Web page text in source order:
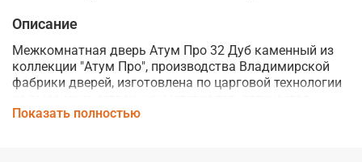
Описание
Межкомнатная дверь Атум Про 32 Дуб каменный из
коллекции "Атум Про", производства Владимирской
фабрики дверей, изготовлена по царговой технологии
надежностью, долговечностью и станет прекрасным
Показать полностью